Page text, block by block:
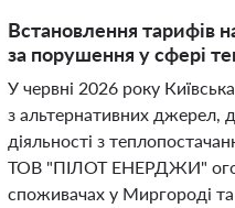
Встановлення тарифів
за порушення у сфері
У червні 2026 року
з альтернативних джерел,
діяльності з
ТОВ "ПІЛОТ ЕНЕРДЖИ"
споживачах у Миргороді та